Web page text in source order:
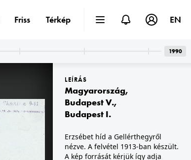
Leipziger Platz, szemben a Leipziger Strasse, balra a Wertheim Áruház.
LEÍRÁS
Magyarország,
Budapest V.,
Budapest I.
Erzsébet híd a Gellérthegyről
nézve. A felvétel 1913-ban készült.
A kép forrását kérjük így adja
Friss Térkép EN
1990